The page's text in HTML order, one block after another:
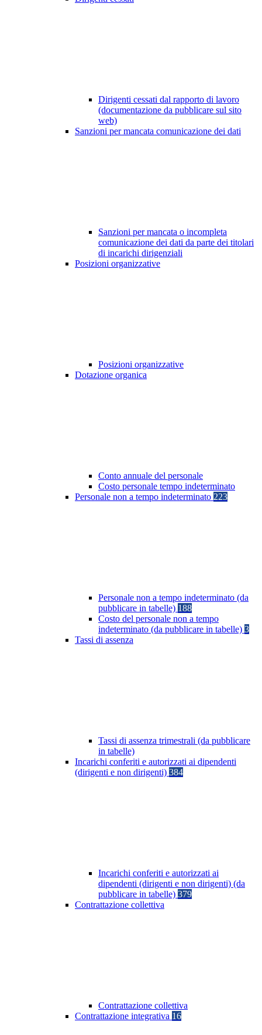
Dirigenti cessati dal rapporto di lavoro
(documentazione da pubblicare sul sito
web)
Sanzioni per mancata comunicazione dei dati
Sanzioni per mancata o incompleta
comunicazione dei dati da parte dei titolari
di incarichi dirigenziali
Posizioni organizzative
Posizioni organizzative
Dotazione organica
Conto annuale del personale
Costo personale tempo indeterminato
Personale non a tempo indeterminato 223
Personale non a tempo indeterminato (da
pubblicare in tabelle) 188
Costo del personale non a tempo
indeterminato (da pubblicare in tabelle) 3
Tassi di assenza
Tassi di assenza trimestrali (da pubblicare
in tabelle)
Incarichi conferiti e autorizzati ai dipendenti
(dirigenti e non dirigenti) 384
Incarichi conferiti e autorizzati ai
dipendenti (dirigenti e non dirigenti) (da
pubblicare in tabelle) 379
Contrattazione collettiva
Contrattazione collettiva
Contrattazione integrativa 16